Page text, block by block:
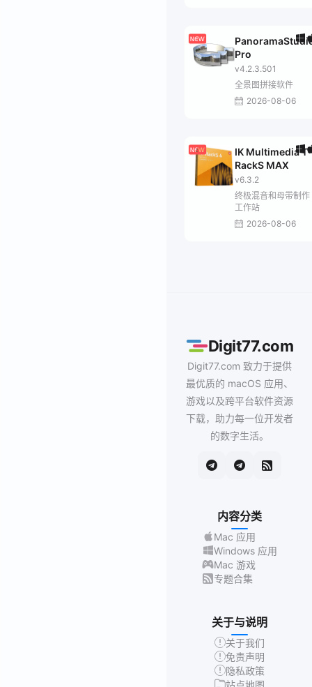
Pro
v4.2.3.501
全景图拼接软件
2026-08-06
IK Multimedia T-
RackS MAX
v6.3.2
终极混音和母带制作
工作站
2026-08-06
Digit77.com
Digit77.com 致力于提供
最优质的 macOS 应用、
游戏以及跨平台软件资源
下载，助力每一位开发者
的数字生活。
内容分类
Mac 应用
Windows 应用
Mac 游戏
专题合集
关于与说明
关于我们
免责声明
隐私政策
站点地图